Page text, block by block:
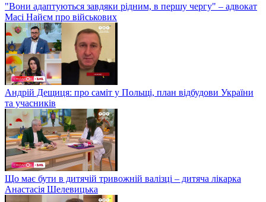
"Вони адаптуються завдяки рідним, в першу чергу" – адвокат
Масі Найєм про військових
Андрій Дещиця: про саміт у Польщі, план відбудови України
та учасників
Що має бути в дитячій тривожній валізці – дитяча лікарка
Анастасія Шелевицька